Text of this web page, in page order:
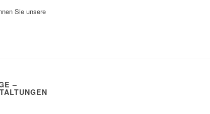
Sie unsere
–